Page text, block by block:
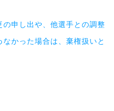
申し出や、他選手との調整
かった場合は、棄権扱いと